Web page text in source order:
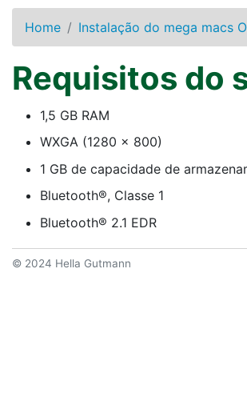
Home Instalação do mega macs
Requisitos do
1,5 GB RAM
WXGA (1280 x 800)
1 GB de capacidade de
Bluetooth®, Classe 1
Bluetooth® 2.1 EDR
© 2024 Hella Gutmann